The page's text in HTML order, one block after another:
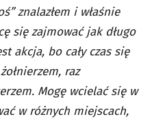
znalazłem i właśnie
się zajmować jak długo
akcja, bo cały czas się
raz
Mogę wcielać się w
w różnych miejscach,